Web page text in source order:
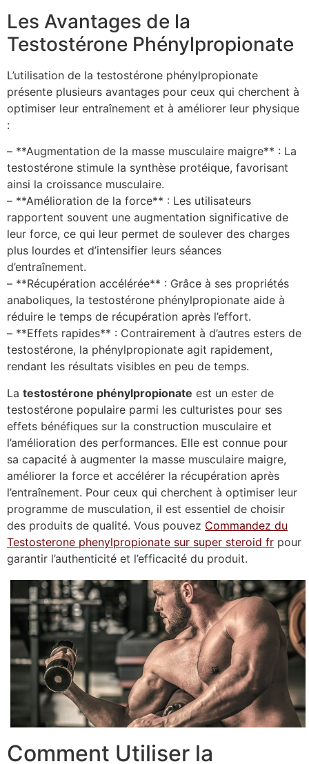
Les Avantages de la
Testostérone Phénylpropionate
L’utilisation de la testostérone phénylpropionate
présente plusieurs avantages pour ceux qui cherchent à
optimiser leur entraînement et à améliorer leur physique
:
– **Augmentation de la masse musculaire maigre** : La
testostérone stimule la synthèse protéique, favorisant
ainsi la croissance musculaire.
– **Amélioration de la force** : Les utilisateurs
rapportent souvent une augmentation significative de
leur force, ce qui leur permet de soulever des charges
plus lourdes et d’intensifier leurs séances
d’entraînement.
– **Récupération accélérée** : Grâce à ses propriétés
anaboliques, la testostérone phénylpropionate aide à
réduire le temps de récupération après l’effort.
– **Effets rapides** : Contrairement à d’autres esters de
testostérone, la phénylpropionate agit rapidement,
rendant les résultats visibles en peu de temps.
La testostérone phénylpropionate est un ester de
testostérone populaire parmi les culturistes pour ses
effets bénéfiques sur la construction musculaire et
l’amélioration des performances. Elle est connue pour
sa capacité à augmenter la masse musculaire maigre,
améliorer la force et accélérer la récupération après
l’entraînement. Pour ceux qui cherchent à optimiser leur
programme de musculation, il est essentiel de choisir
des produits de qualité. Vous pouvez Commandez du
Testosterone phenylpropionate sur super steroid fr pour
garantir l’authenticité et l’efficacité du produit.
Comment Utiliser la